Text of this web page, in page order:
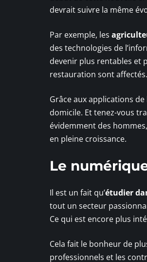
devrait suivre la même
Par exemple, les
des technologies de
devenir plus rentables et
restauration sont affectés.
Grâce aux applications
domicile. Et tenez-vous
évidemment des
en pleine croissance.
Le
Il est un fait qu’étudier
tout un secteur
Ce qui est encore plus
Cela fait le bonheur de
professionnels et les